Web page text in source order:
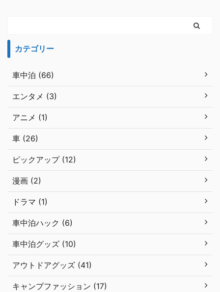
カテゴリー
車中泊 (66)
エンタメ (3)
アニメ (1)
車 (26)
ピックアップ (12)
漫画 (2)
ドラマ (1)
車中泊ハック (6)
車中泊グッズ (10)
アウトドアグッズ (41)
キャンプファッション (17)